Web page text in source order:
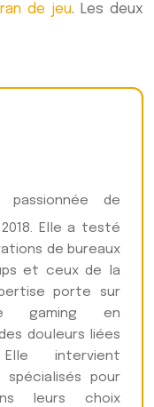
de jeu. Les deux
passionnée de
Elle a testé
de bureaux
et ceux de la
porte sur
gaming en
douleurs liées
intervient
pour
leurs choix